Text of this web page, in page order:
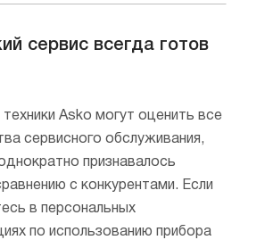
сервис всегда готов
техники Asko могут оценить все
сервисного обслуживания,
признавалось
с конкурентами. Если
в персональных
по использованию прибора